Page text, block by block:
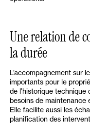
Une relation de
la durée
L’accompagnement sur
importants pour le
de l’historique technique
besoins de maintenance
Elle facilite aussi les
planification des